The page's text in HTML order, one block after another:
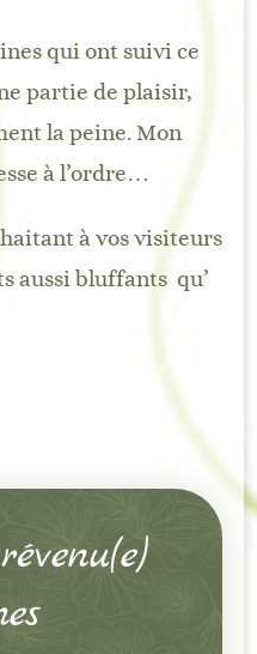
qui ont suivi ce
partie de plaisir,
la peine. Mon
à l’ordre…
à vos visiteurs
aussi bluffants qu’